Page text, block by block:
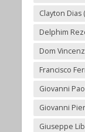
Clayton Dias
Delphim
Dom
Francisco
Giovanni
Giovanni
Giuseppe